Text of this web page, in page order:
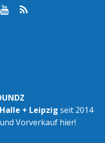
+ Leipzig seit 2014
Vorverkauf hier!